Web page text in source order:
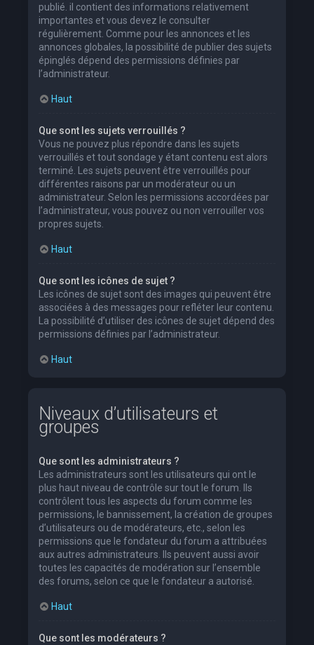
publié. il contient des informations relativement
importantes et vous devez le consulter
régulièrement. Comme pour les annonces et les
annonces globales, la possibilité de publier des sujets
épinglés dépend des permissions définies par
l’administrateur.
Haut
Que sont les sujets verrouillés ?
Vous ne pouvez plus répondre dans les sujets
verrouillés et tout sondage y étant contenu est alors
terminé. Les sujets peuvent être verrouillés pour
différentes raisons par un modérateur ou un
administrateur. Selon les permissions accordées par
l’administrateur, vous pouvez ou non verrouiller vos
propres sujets.
Haut
Que sont les icônes de sujet ?
Les icônes de sujet sont des images qui peuvent être
associées à des messages pour refléter leur contenu.
La possibilité d’utiliser des icônes de sujet dépend des
permissions définies par l’administrateur.
Haut
Niveaux d’utilisateurs et
groupes
Que sont les administrateurs ?
Les administrateurs sont les utilisateurs qui ont le
plus haut niveau de contrôle sur tout le forum. Ils
contrôlent tous les aspects du forum comme les
permissions, le bannissement, la création de groupes
d’utilisateurs ou de modérateurs, etc., selon les
permissions que le fondateur du forum a attribuées
aux autres administrateurs. Ils peuvent aussi avoir
toutes les capacités de modération sur l’ensemble
des forums, selon ce que le fondateur a autorisé.
Haut
Que sont les modérateurs ?